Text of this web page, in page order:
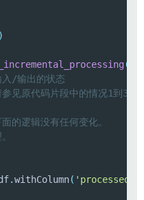
)
(
/输出的状态
见原代码片段中的情况1到3）
的逻辑没有任何变化。
.withColumn(